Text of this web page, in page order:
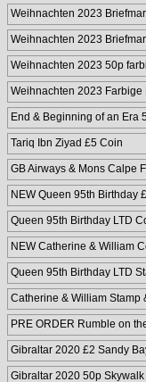
Weihnachten 2023
Münzhülle für 50
Weihnachten 2023
Münzhülle im Wert
Weihnachten 2023 50p
Weihnachten 2023 Farbige
Wert von 2 £
End & Beginning of an Era
Tariq Ibn Ziyad £5 Coin
GB Airways & Mons Calpe
NEW Queen 95th Birthday
Queen 95th Birthday LTD
NEW Catherine & William
Queen 95th Birthday LTD
Cover
Catherine & William Stamp
PRE ORDER Rumble on
Coloured Coin Card
Gibraltar 2020 £2 Sandy
Gibraltar 2020 50p Skywalk